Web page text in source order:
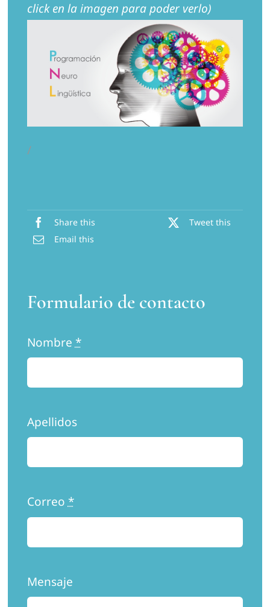
click en la imagen para poder verlo)
/
Share this
Tweet this
Email this
Formulario de contacto
Nombre *
Apellidos
Correo*
Mensaje